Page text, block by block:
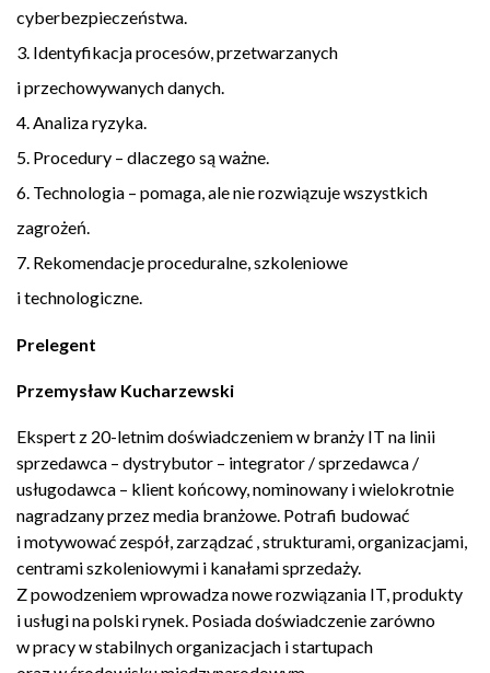
cyberbezpieczeństwa.
Identyfikacja procesów, przetwarzanych
i przechowywanych danych.
Analiza ryzyka.
Procedury – dlaczego są ważne.
Technologia – pomaga, ale nie rozwiązuje wszystkich
zagrożeń.
Rekomendacje proceduralne, szkoleniowe
i technologiczne.
Prelegent
Przemysław Kucharzewski
Ekspert z 20-letnim doświadczeniem w branży IT na linii
sprzedawca – dystrybutor – integrator / sprzedawca /
usługodawca – klient końcowy, nominowany i wielokrotnie
nagradzany przez media branżowe. Potrafi budować
i motywować zespół, zarządzać , strukturami, organizacjami,
centrami szkoleniowymi i kanałami sprzedaży.
Z powodzeniem wprowadza nowe rozwiązania IT, produkty
i usługi na polski rynek. Posiada doświadczenie zarówno
w pracy w stabilnych organizacjach i startupach